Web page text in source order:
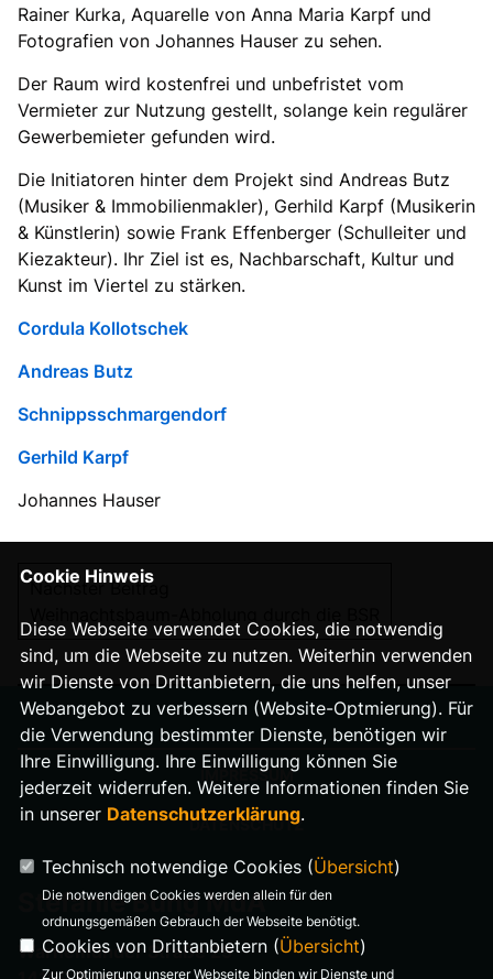
Rainer Kurka, Aquarelle von Anna Maria Karpf und
Fotografien von Johannes Hauser zu sehen.
Der Raum wird kostenfrei und unbefristet vom
Vermieter zur Nutzung gestellt, solange kein regulärer
Gewerbemieter gefunden wird.
Die Initiatoren hinter dem Projekt sind Andreas Butz
(Musiker & Immobilienmakler), Gerhild Karpf (Musikerin
& Künstlerin) sowie Frank Effenberger (Schulleiter und
Kiezakteur). Ihr Ziel ist es, Nachbarschaft, Kultur und
Kunst im Viertel zu stärken.
Cordula Kollotschek
Andreas Butz
Schnippsschmargendorf
Gerhild Karpf
Johannes Hauser
Nächster Beitrag
IMPRESSUM
DATENSCHUTZ
Stefanie Bung MdA
Warnemünder Straße 29
Cookie Hinweis
Diese Webseite verwendet Cookies, die notwendig
sind, um die Webseite zu nutzen. Weiterhin verwenden
wir Dienste von Drittanbietern, die uns helfen, unser
Webangebot zu verbessern (Website-Optmierung). Für
die Verwendung bestimmter Dienste, benötigen wir
Ihre Einwilligung. Ihre Einwilligung können Sie
jederzeit widerrufen. Weitere Informationen finden Sie
in unserer Datenschutzerklärung.
Technisch notwendige Cookies (Übersicht)
Die notwendigen Cookies werden allein für den
ordnungsgemäßen Gebrauch der Webseite benötigt.
Cookies von Drittanbietern (Übersicht)
Zur Optimierung unserer Webseite binden wir Dienste und